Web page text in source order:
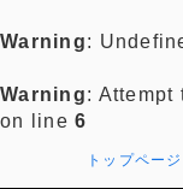
Warning:
Warning:
on line6
トップページ